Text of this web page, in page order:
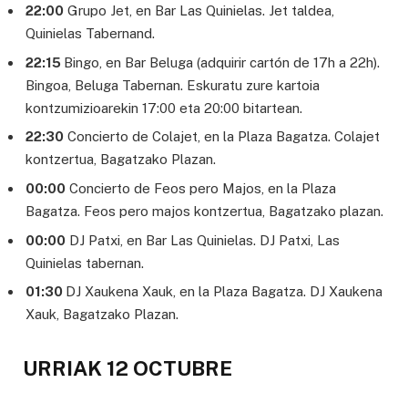
22:00 Grupo Jet, en Bar Las Quinielas. Jet taldea,
Quinielas Tabernand.
22:15 Bingo, en Bar Beluga (adquirir cartón de 17h a 22h).
Bingoa, Beluga Tabernan. Eskuratu zure kartoia
kontzumizioarekin 17:00 eta 20:00 bitartean.
22:30 Concierto de Colajet, en la Plaza Bagatza. Colajet
kontzertua, Bagatzako Plazan.
00:00 Concierto de Feos pero Majos, en la Plaza
Bagatza. Feos pero majos kontzertua, Bagatzako plazan.
00:00 DJ Patxi, en Bar Las Quinielas. DJ Patxi, Las
Quinielas tabernan.
01:30 DJ Xaukena Xauk, en la Plaza Bagatza. DJ Xaukena
Xauk, Bagatzako Plazan.
URRIAK 12 OCTUBRE